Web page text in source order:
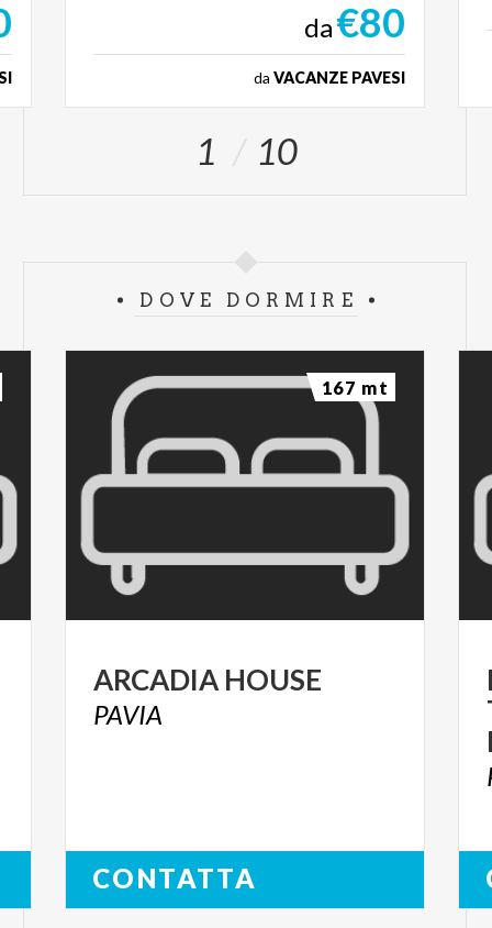
da€80
da VACANZE PAVESI
1 10
DOVE DORMIRE
ARCADIA HOUSE
PAVIA
CONTATTA
167 mt